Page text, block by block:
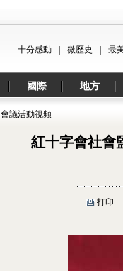
十分感動 微歷史 最
國際 地方
會議活動視頻
紅十字會社會
打印